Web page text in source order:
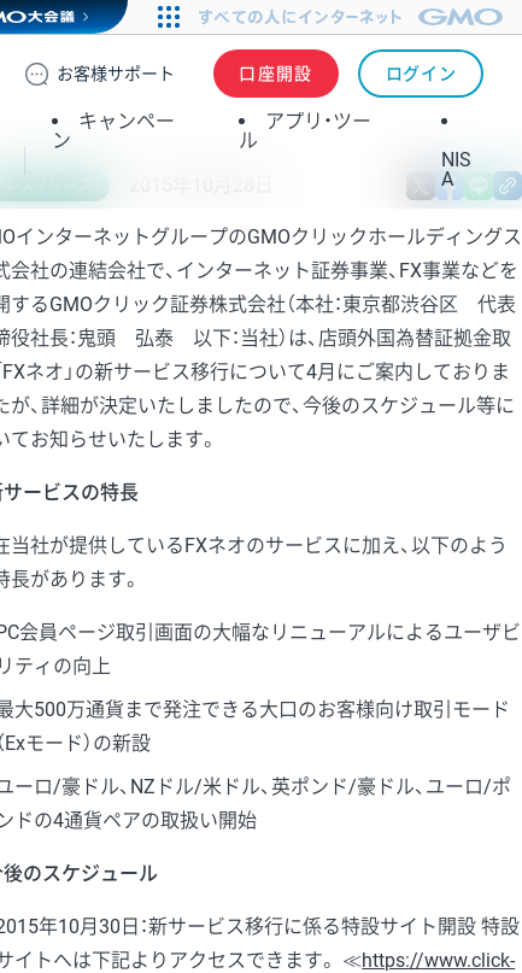
お客様サポート 口座開設 ログイン
キャンペー
ン
アプリ・ツー
ル
NIS
A
X
インターネットグループのGMOクリックホールディングス
会社の連結会社で、インターネット証券事業、FX事業などを
するGMOクリック証券株式会社（本社：東京都渋谷区 代表
役社長：鬼頭 弘泰 以下：当社）は、店頭外国為替証拠金取
FXネオ」の新サービス移行について4月にご案内しておりま
が、詳細が決定いたしましたので、今後のスケジュール等に
てお知らせいたします。
ービスの特長
当社が提供しているFXネオのサービスに加え、以下のよう
長があります。
会員ページ取引画面の大幅なリニューアルによるユーザビ
リティの向上
大500万通貨まで発注できる大口のお客様向け取引モード
（Exモード）の新設
ーロ/豪ドル、NZドル/米ドル、英ポンド/豪ドル、ユーロ/ポ
ドの4通貨ペアの取扱い開始
のスケジュール
年10月30日：新サービス移行に係る特設サイト開設 特設
イトへは下記よりアクセスできます。 ≪https://www.click-